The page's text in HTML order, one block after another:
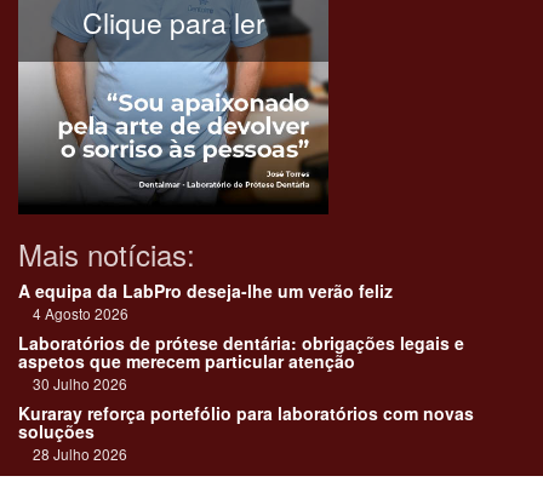
Clique para ler
Mais notícias:
A equipa da LabPro deseja-lhe um verão feliz
4 Agosto 2026
Laboratórios de prótese dentária: obrigações legais e
aspetos que merecem particular atenção
30 Julho 2026
Kuraray reforça portefólio para laboratórios com novas
soluções
28 Julho 2026
"Devemos encarar cada caso como uma história construída